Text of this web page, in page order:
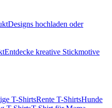
Designs hochladen oder
Entdecke kreative Stickmotive
T-ShirtsRente T-ShirtsHunde